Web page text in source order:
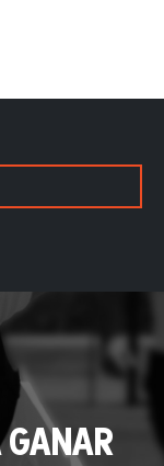
GANAR